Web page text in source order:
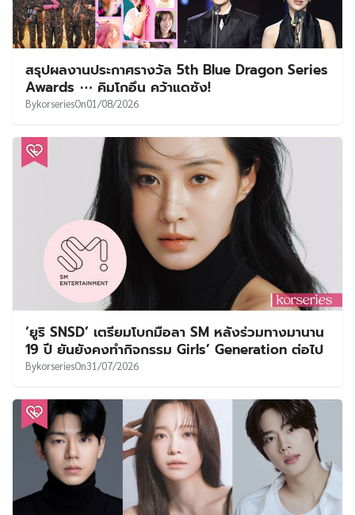
สรุปผลงานประกาศรางวัล 5th Blue Dragon Series
Awards ⋯ คิมโกอึน คว้าแดซัง!
BykorseriesOn01/08/2026
‘ยูริ SNSD’ เตรียมโบกมือลา SM หลังร่วมทางมานาน
19 ปี ยันยังคงทำกิจกรรม Girls’ Generation ต่อไป
BykorseriesOn31/07/2026